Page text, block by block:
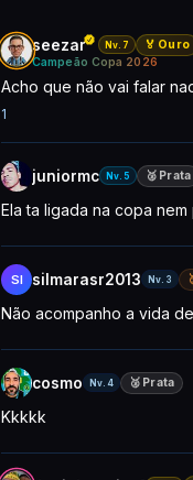
seezar Nv.7
🏅 Ouro
Campeão Copa 2026
Acho que não vai falar
1
juniormc Nv.5 🥈 Prata
Ela ta ligada na copa nem
SI silmarasr2013 Nv.3
Não acompanho a vida
cosmo Nv.4 🥈 Prata
Kkkkk